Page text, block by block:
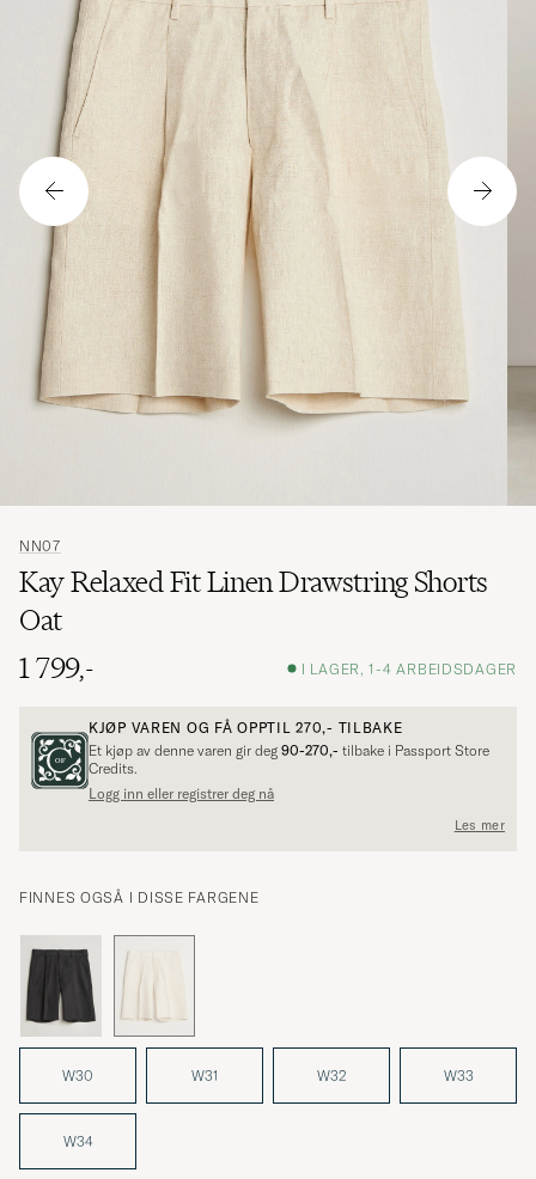
NN07
Kay Relaxed Fit Linen Drawstring Shorts
Oat
1 799,-
I LAGER, 1-4 ARBEIDSDAGER
KJØP VAREN OG FÅ OPPTIL270,- TILBAKE
Et kjøp av denne varen gir deg 90-270,- tilbake i Passport Store
Credits.
Logg inn eller registrer deg nå
Les mer
FINNES OGSÅ I DISSE FARGENE
W30 W31 W32 W33
W34